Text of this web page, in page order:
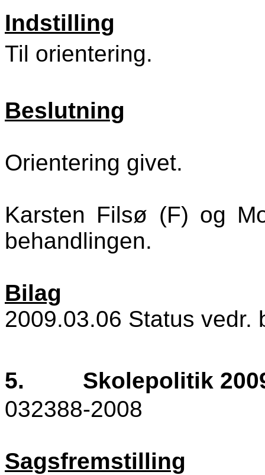
Indstilling
Til orientering.
Beslutning
Orientering givet.
Karsten Filsø (F) og
behandlingen.
Bilag
2009.03.06 Status vedr.
5.
Skolepolitik
032388-2008
Sagsfremstilling